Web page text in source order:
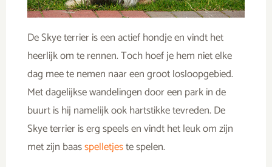
De Skye terrier is een actief hondje en vindt het
heerlijk om te rennen. Toch hoef je hem niet elke
dag mee te nemen naar een groot losloopgebied.
Met dagelijkse wandelingen door een park in de
buurt is hij namelijk ook hartstikke tevreden. De
Skye terrier is erg speels en vindt het leuk om zijn
met zijn baasspelletjeste spelen.